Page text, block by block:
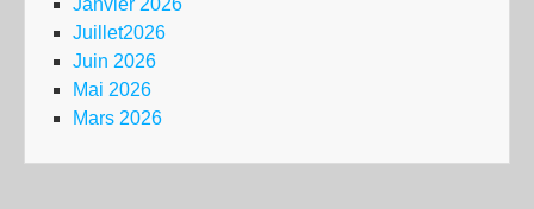
Janvier 2026
Juillet2026
Juin 2026
Mai 2026
Mars 2026